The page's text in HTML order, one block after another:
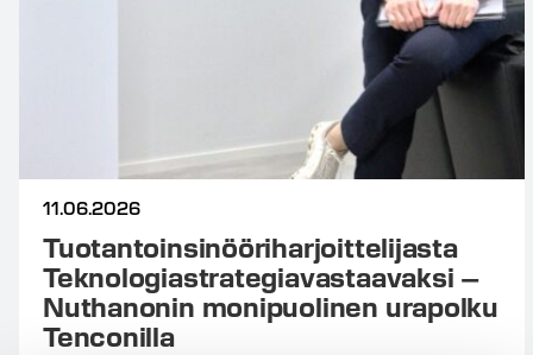
11.06.2026
Tuotantoinsinööriharjoittelijasta
Teknologiastrategiavastaavaksi –
Nuthanonin monipuolinen urapolku
Tenconilla